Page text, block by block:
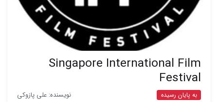
Singapore International Film
Festival
به پایان رسیده نویسنده: علی پازوکی